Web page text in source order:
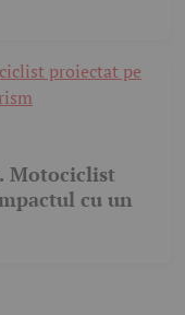
Motociclist
cu un